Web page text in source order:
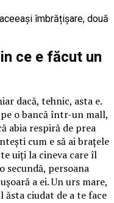
ce e făcut un
dacă, tehnic, asta e.
o bancă într-un mall,
abia respiră de prea
cum e să ai brațele
te uiți la cineva care îl
secundă, persoana
a ei. Un urs mare,
ciudat de a te face